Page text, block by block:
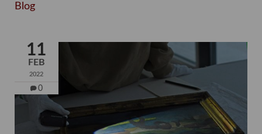
Blog
11
FEB
2022
0